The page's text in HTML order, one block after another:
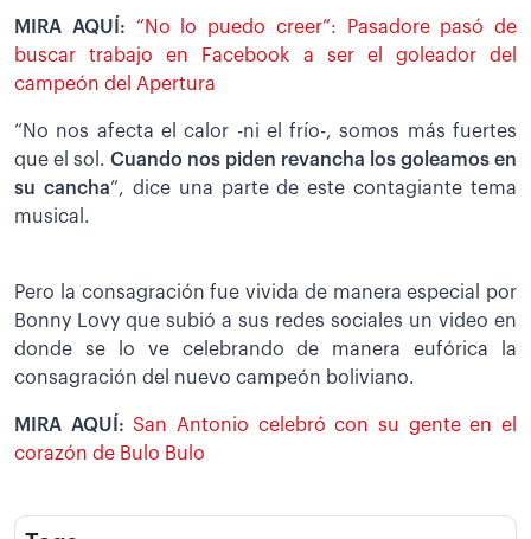
MIRA AQUÍ: “No lo puedo creer”: Pasadore pasó de
buscar trabajo en Facebook a ser el goleador del
campeón del Apertura
“No nos afecta el calor -ni el frío-, somos más fuertes
que el sol. Cuando nos piden revancha los goleamos en
su cancha”, dice una parte de este contagiante tema
musical.
Pero la consagración fue vivida de manera especial por
Bonny Lovy que subió a sus redes sociales un video en
donde se lo ve celebrando de manera eufórica la
consagración del nuevo campeón boliviano.
MIRA AQUÍ:San Antonio celebró con su gente en el
corazón de Bulo Bulo